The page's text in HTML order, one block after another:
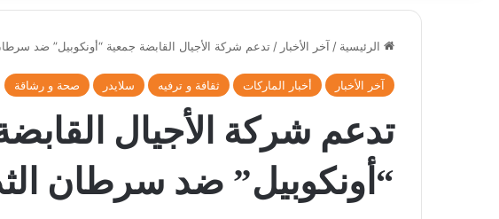
الرئيسية / آخر الأخبار / تدعم شركة الأجيال القابضة جمعية “أونكوبيل” ضد
آخر الأخبار أخبار الماركات ثقافة و ترفيه سلايدر صحة و رشاقة
تدعم شركة الأجيال
“أونكوبيل” ضد سرطان